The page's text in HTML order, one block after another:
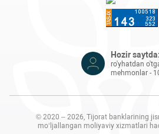
Hozir saytda:
ro'yhatdan
mehmonlar -
© 2020 – 2026, Tijorat banklarining
mo‘ljallangan moliyaviy xizmatlari